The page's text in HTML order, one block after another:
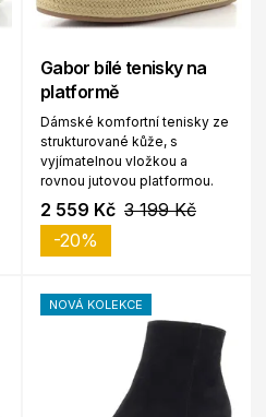
Gabor bílé tenisky na
platformě
Dámské komfortní tenisky ze
strukturované kůže, s
vyjímatelnou vložkou a
rovnou jutovou platformou.
2 559 Kč 3 199 Kč
-20%
NOVÁ KOLEKCE